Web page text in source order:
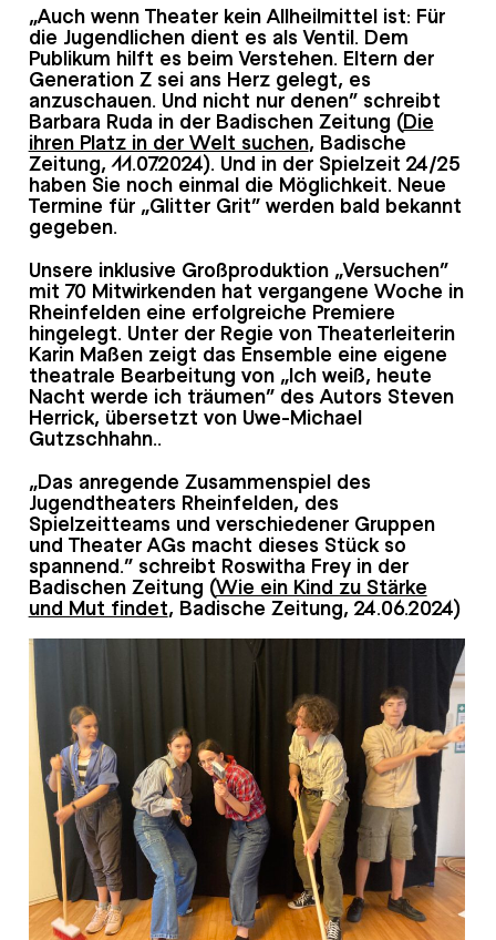
„Auch wenn Theater kein Allheilmittel ist: Für
die Jugendlichen dient es als Ventil. Dem
Publikum hilft es beim Verstehen. Eltern der
Generation Z sei ans Herz gelegt, es
anzuschauen. Und nicht nur denen“ schreibt
Barbara Ruda in der Badischen Zeitung (Die
ihren Platz in der Welt suchen, Badische
Zeitung, 11.07.2024). Und in der Spielzeit 24/25
haben Sie noch einmal die Möglichkeit. Neue
Termine für „Glitter Grit“ werden bald bekannt
gegeben.
Unsere inklusive Großproduktion „Versuchen“
mit 70 Mitwirkenden hat vergangene Woche in
Rheinfelden eine erfolgreiche Premiere
hingelegt. Unter der Regie von Theaterleiterin
Karin Maßen zeigt das Ensemble eine eigene
theatrale Bearbeitung von „Ich weiß, heute
Nacht werde ich träumen“ des Autors Steven
Herrick, übersetzt von Uwe-Michael
Gutzschhahn..
„Das anregende Zusammenspiel des
Jugendtheaters Rheinfelden, des
Spielzeitteams und verschiedener Gruppen
und Theater AGs macht dieses Stück so
spannend.“ schreibt Roswitha Frey in der
Badischen Zeitung (Wie ein Kind zu Stärke
und Mut findet, Badische Zeitung, 24.06.2024)